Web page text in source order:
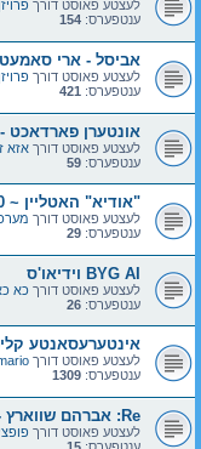
לעצטע פאוסט דורך
ענטפערס: 154
אביסל - ארי סאמעט
לעצטע פאוסט דורך
ענטפערס: 421
אונטערן פארדאכט
לעצטע פאוסט דורך אזא
ענטפערס: 59
"אודיא" האטליין ~ 605-313-9090
לעצטע פאוסט דורך
ענטפערס: 29
BYG AI וידיאו'ס
לעצטע פאוסט דורך כא
ענטפערס: 26
אינטערעסאנטע
לעצטע פאוסט דורך
ענטפערס: 1309
Re: אברהם שווארץ - Level Up Roadtrips
לעצטע פאוסט דורך